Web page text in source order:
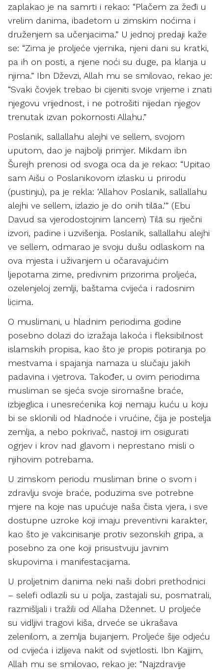
zaplakao je na samrti i rekao: “Plačem za žeđi u
vrelim danima, ibadetom u zimskim noćima i
druženjem sa učenjacima.” U jednoj predaji kaže
se: “Zima je proljeće vjernika, njeni dani su kratki,
pa ih on posti, a njene noći su duge, pa klanja u
njima.” Ibn Dževzi, Allah mu se smilovao, rekao je:
“Svaki čovjek trebao bi cijeniti svoje vrijeme i znati
njegovu vrijednost, i ne potrošiti nijedan njegov
trenutak izvan pokornosti Allahu.”
Poslanik, sallallahu alejhi ve sellem, svojom
uputom, dao je najbolji primjer. Mikdam ibn
Šurejh prenosi od svoga oca da je rekao: “Upitao
sam Aišu o Poslanikovom izlasku u prirodu
(pustinju), pa je rekla: ‘Allahov Poslanik, sallallahu
alejhi ve sellem, izlazio je do onih tilāa.’” (Ebu
Davud sa vjerodostojnim lancem) Tilā su riječni
izvori, padine i uzvišenja. Poslanik, sallallahu alejhi
ve sellem, odmarao je svoju dušu odlaskom na
ova mjesta i uživanjem u očaravajućim
ljepotama zime, predivnim prizorima proljeća,
ozelenjeloj zemlji, baštama cvijeća i radosnim
licima.
O muslimani, u hladnim periodima godine
posebno dolazi do izražaja lakoća i fleksibilnost
islamskih propisa, kao što je propis potiranja po
mestvama i spajanja namaza u slučaju jakih
padavina i vjetrova. Također, u ovim periodima
musliman se sjeća svoje siromašne braće,
izbjeglica i unesrećenika koji nemaju kuću u koju
bi se sklonili od hladnoće i vrućine, čija je postelja
zemlja, a nebo pokrivač, nastoji im osigurati
ogrjev i krov nad glavom i neprestano misli o
njihovim potrebama.
U zimskom periodu musliman brine o svom i
zdravlju svoje braće, poduzima sve potrebne
mjere na koje nas upućuje naša čista vjera, i sve
dostupne uzroke koji imaju preventivni karakter,
kao što je vakcinisanje protiv sezonskih gripa, a
posebno za one koji prisustvuju javnim
skupovima i manifestacijama.
U proljetnim danima neki naši dobri prethodnici
– selefi odlazili su u polja, zastajali su, posmatrali,
razmišljali i tražili od Allaha Džennet. U proljeće
su vidljivi tragovi kiša, drveće se ukrašava
zelenilom, a zemlja bujanjem. Proljeće šije odjeću
od cvijeća i izlijeva nakit od svjetlosti. Ibn Kajjim,
Allah mu se smilovao, rekao je: “Najzdravije